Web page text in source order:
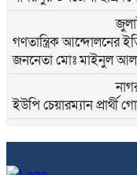
গণতান্ত্রিক আন্দোলনের
জননেতা মোঃ মাইনুল
ইউপি চেয়ারম্যান প্রার্থী